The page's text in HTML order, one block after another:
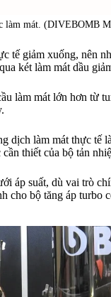
làm mát. (DIVEBOMB
tế giảm xuống, nên
két làm mát dầu
làm mát lớn hơn từ
làm mát thực tế
thiết của bộ tản
áp suất, dù vai trò
cho bộ tăng áp